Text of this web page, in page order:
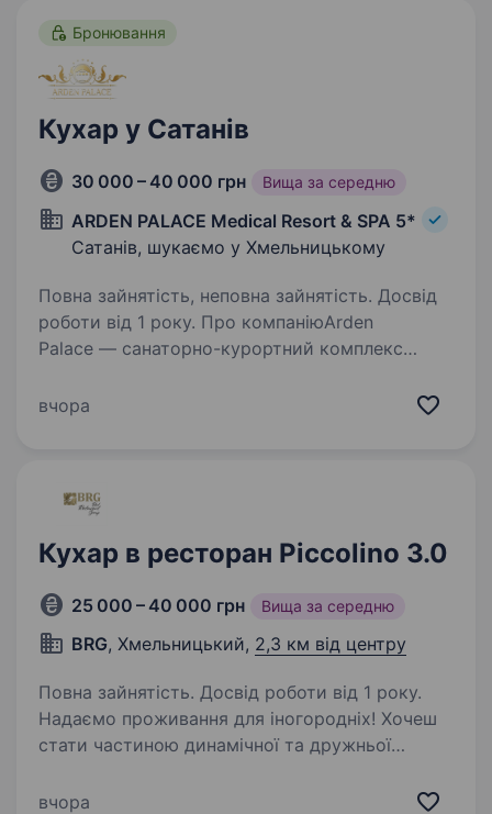
Бронювання
Кухар у Сатанів
30 000 – 40 000 грн Вища за середню
ARDEN PALACE Medical Resort & SPA 5*
Сатанів, шукаємо у Хмельницькому
Повна зайнятість, неповна зайнятість. Досвід
роботи від 1 року. Про компаніюArden
Palace — санаторно-курортний комплекс
спрямована на комфорт і задоволення гостей.
вчора
Кухар в ресторан Piccolino 3.0
25 000 – 40 000 грн Вища за середню
BRG, Хмельницький, 2,3 км від центру
Повна зайнятість. Досвід роботи від 1 року.
Надаємо проживання для іногородніх! Хочеш
стати частиною динамічної та дружньої
та прагнеш працювати у компанії, яка цінує
вчора